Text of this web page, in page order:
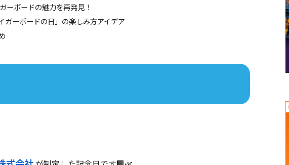
ーボードの魅力を再発見！
ガーボードの日」の楽しみ方アイデア